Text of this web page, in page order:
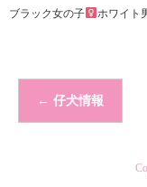
ブラック女の子
ホワイト
← 仔犬情報